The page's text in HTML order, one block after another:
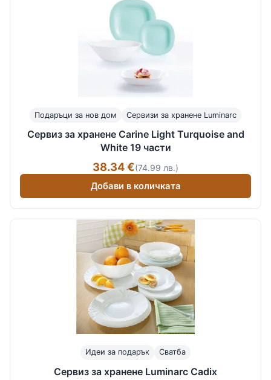
Подаръци за нов дом Сервизи за хранене Luminarc
Сервиз за хранене Carine Light Turquoise and
White 19 части
38.34 €(74.99 лв.)
Добави в количката
Идеи за подарък Сватба
Сервиз за хранене Luminarc Cadix